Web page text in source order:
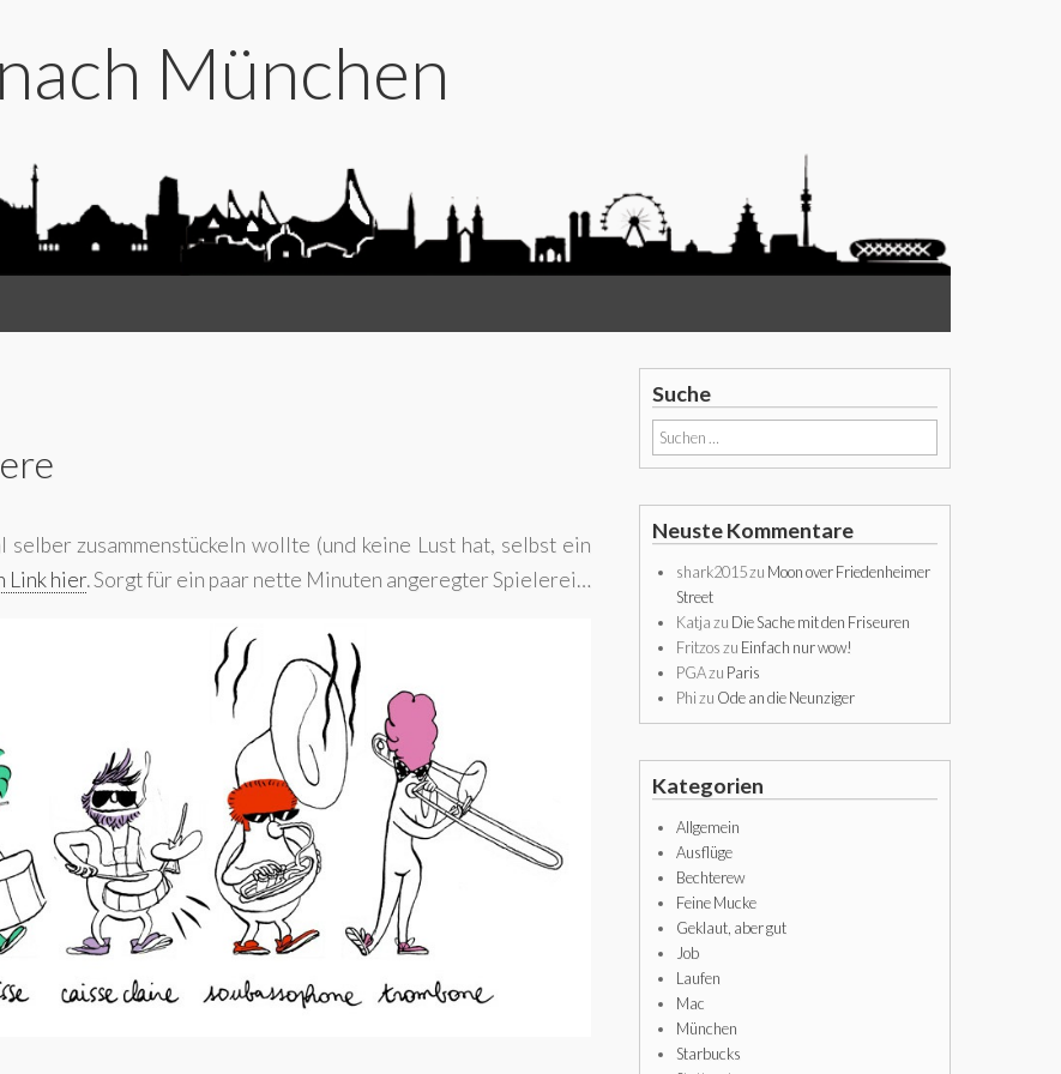
München
zusammenstückeln wollte (und keine Lust hat, selbst ein
Link hier. Sorgt für ein paar nette Minuten angeregter Spielerei…
Suche
Suchen
nach:
Neuste Kommentare
shark2015zu Moon over Friedenheimer
Street
Katjazu Die Sache mit den Friseuren
Fritzoszu Einfach nur wow!
PGAzu Paris
Phizu Ode an die Neunziger
Kategorien
Allgemein
Ausflüge
Bechterew
Feine Mucke
Geklaut, aber gut
Job
Laufen
Mac
München
Starbucks